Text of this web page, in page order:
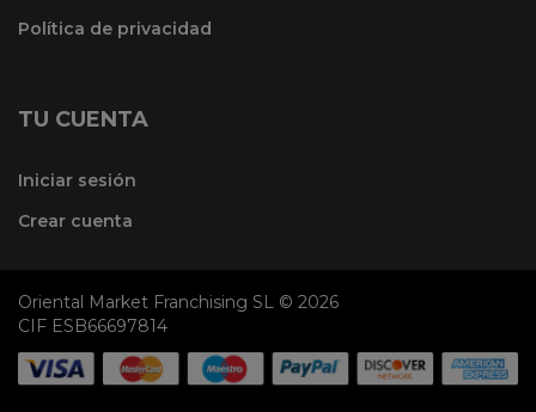
Política de privacidad
TU CUENTA
Iniciar sesión
Crear cuenta
Oriental Market Franchising SL © 2026
CIF ESB66697814